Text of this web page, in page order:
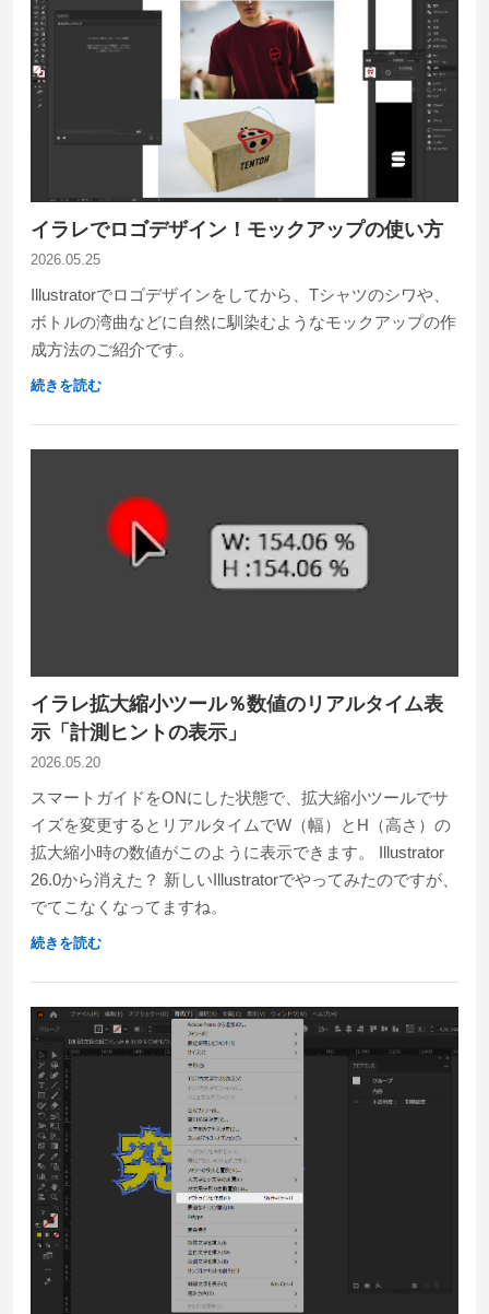
イラレでロゴデザイン！モックアップの使い方
2026.05.25
Illustratorでロゴデザインをしてから、Tシャツのシワや、
ボトルの湾曲などに自然に馴染むようなモックアップの作
成方法のご紹介です。
続きを読む
イラレ拡大縮小ツール％数値のリアルタイム表
示「計測ヒントの表示」
2026.05.20
スマートガイドをONにした状態で、拡大縮小ツールでサ
イズを変更するとリアルタイムでW（幅）とH（高さ）の
拡大縮小時の数値がこのように表示できます。 Illustrator
26.0から消えた？ 新しいIllustratorでやってみたのですが、
でてこなくなってますね。
続きを読む